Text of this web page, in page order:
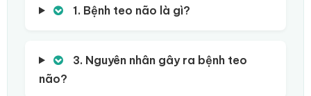
1. Bệnh teo não là gì?
3. Nguyên nhân gây ra bệnh teo
não?